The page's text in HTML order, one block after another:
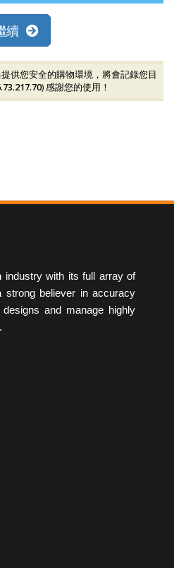
續
供您安全的購物環境，將會記錄您目
) 感謝您的使用！
industry with its full array of
strong believer in accuracy
and manage highly